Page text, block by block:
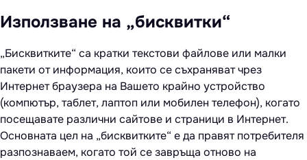
Използване на „бисквитки“
„Бисквитките“ са кратки текстови файлове или малки
пакети от информация, които се съхраняват чрез
Интернет браузера на Вашето крайно устройство
(компютър, таблет, лаптоп или мобилен телефон), когато
посещавате различни сайтове и страници в Интернет.
Основната цел на „бисквитките“ е да правят потребителя
разпознаваем, когато той се завръща отново на